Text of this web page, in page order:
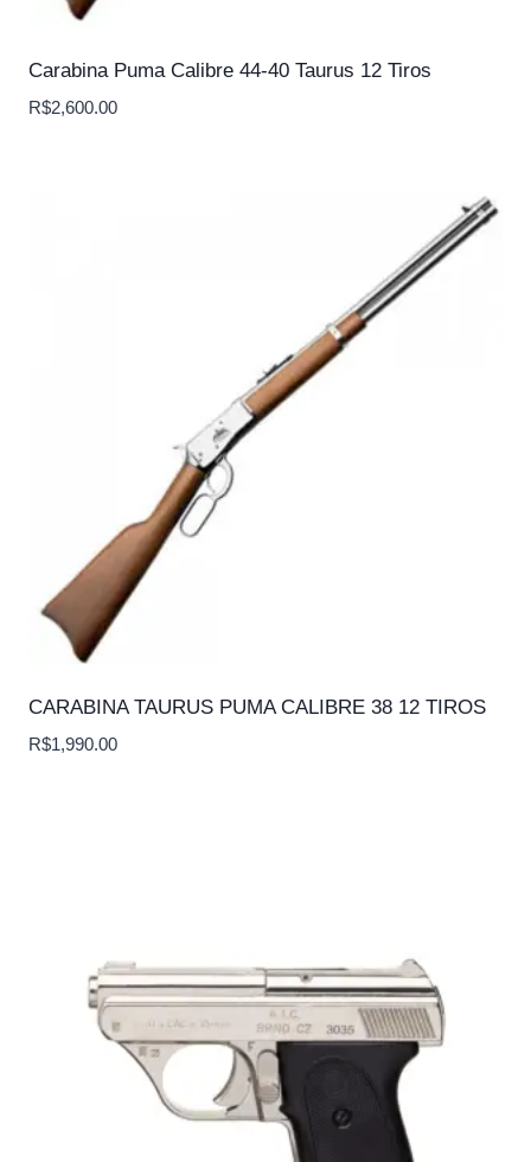
Carabina Puma Calibre 44-40 Taurus 12 Tiros
R$2,600.00
CARABINA TAURUS PUMA CALIBRE 38 12 TIROS
R$1,990.00